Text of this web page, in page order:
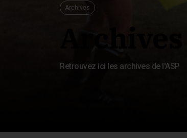
Archives
Archives
Retrouvez ici les archives de l'ASP